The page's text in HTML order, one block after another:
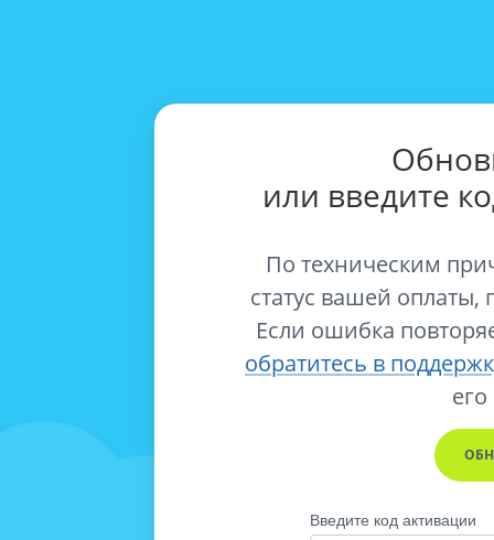
или введите
По техническим
статус вашей оплаты,
Если ошибка
обратитесь в
его
Введите код активации